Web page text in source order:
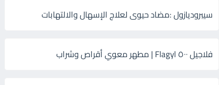
سيبروديازول :مضاد حيوى لعلاج الإسهال والالتهابات
فلاجيل ٥٠٠ Flagyl | مطهر معوي أقراص وشراب